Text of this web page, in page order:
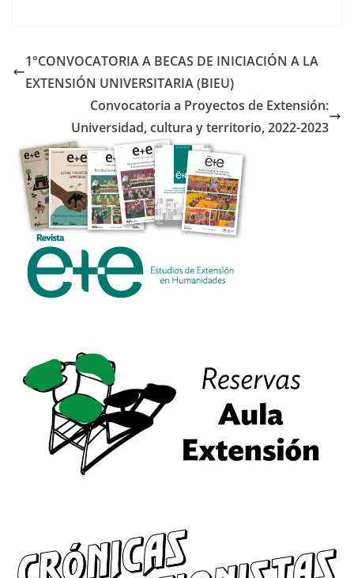
b
o
k
er
1°CONVOCATORIA A BECAS DE INICIACIÓN A LA
EXTENSIÓN UNIVERSITARIA (BIEU)
Convocatoria a Proyectos de Extensión:
Universidad, cultura y territorio, 2022-2023